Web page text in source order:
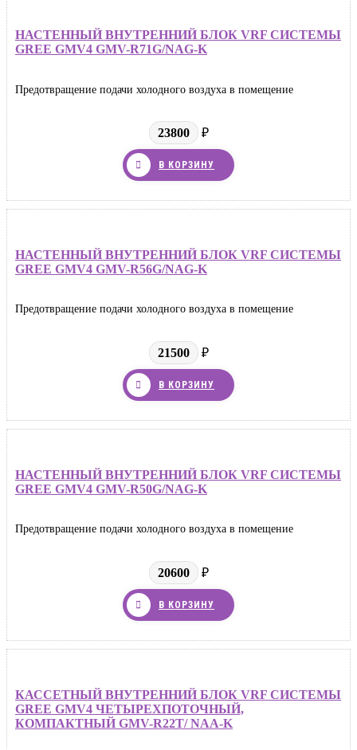
НАСТЕННЫЙ ВНУТРЕННИЙ БЛОК VRF СИСТЕМЫ
GREE GMV4 GMV-R71G/NAG-K
Предотвращение подачи холодного воздуха в помещение
23800 ₽
В КОРЗИНУ
НАСТЕННЫЙ ВНУТРЕННИЙ БЛОК VRF СИСТЕМЫ
GREE GMV4 GMV-R56G/NAG-K
Предотвращение подачи холодного воздуха в помещение
21500 ₽
В КОРЗИНУ
НАСТЕННЫЙ ВНУТРЕННИЙ БЛОК VRF СИСТЕМЫ
GREE GMV4 GMV-R50G/NAG-K
Предотвращение подачи холодного воздуха в помещение
20600 ₽
В КОРЗИНУ
КАССЕТНЫЙ ВНУТРЕННИЙ БЛОК VRF СИСТЕМЫ
GREE GMV4 ЧЕТЫРЕХПОТОЧНЫЙ,
КОМПАКТНЫЙ GMV-R22T/ NAA-K